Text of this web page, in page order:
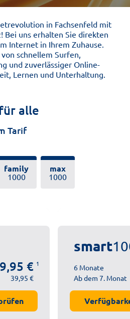
in Fachsenfeld mit
Bei uns erhalten Sie direkten
Internet in Ihrem Zuhause.
schnellem Surfen,
und zuverlässiger Online-
Lernen und Unterhaltung.
alle
Tarif
family
1000
max
1000
€ 1
39,95 €
smart
6 Monate
Ab dem 7. Monat